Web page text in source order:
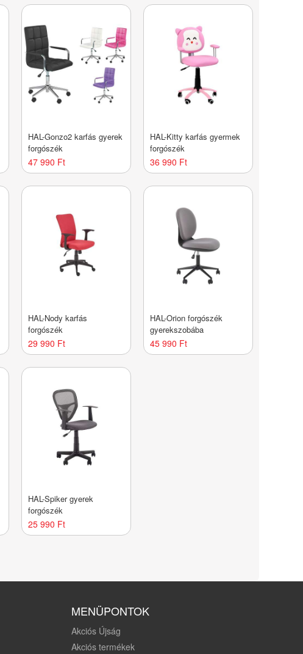
HAL-Gonzo2 karfás gyerek
forgószék
47 990 Ft
HAL-Kitty karfás gyermek
forgószék
36 990 Ft
HAL-Nody karfás
forgószék
29 990 Ft
HAL-Orion forgószék
gyerekszobába
45 990 Ft
HAL-Spiker gyerek
forgószék
25 990 Ft
MENÜPONTOK
Akciós Újság
Akciós termékek